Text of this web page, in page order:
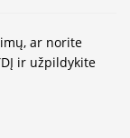
ar norite
ir užpildykite